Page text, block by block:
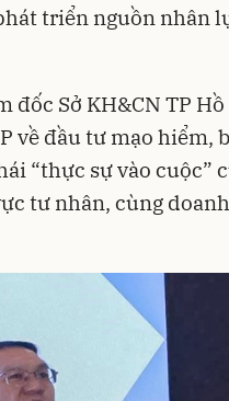
triển nguồn nhân
đốc Sở KH&CN TP
về đầu tư mạo hiểm,
“thực sự vào cuộc”
tư nhân, cùng